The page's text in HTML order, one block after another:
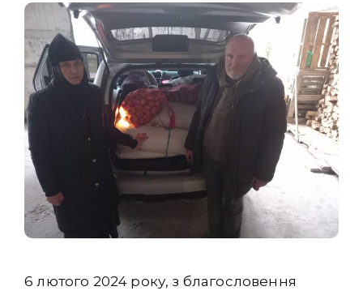
6 лютого 2024 року, з благословення